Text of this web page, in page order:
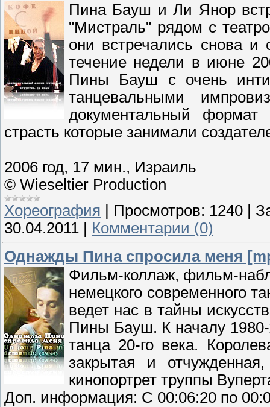
Пина Бауш и Ли Янор
"Мистраль" рядом с
они встречались снова
течение недели в июне
Пины Бауш с очень
танцевальными
документальный формат
страсть которые занимали
2006 год, 17 мин., Израиль
© Wieseltier Production
Хореография | Просмотров: 1240 |
30.04.2011 | Комментарии (0)
Однажды Пина спросила меня
Фильм-коллаж, фильм-
немецкого современного
ведет нас в тайны
Пины Бауш. К началу
танца 20-го века.
закрытая и
кинопортрет труппы
Доп. информация: С 00:06:20 по